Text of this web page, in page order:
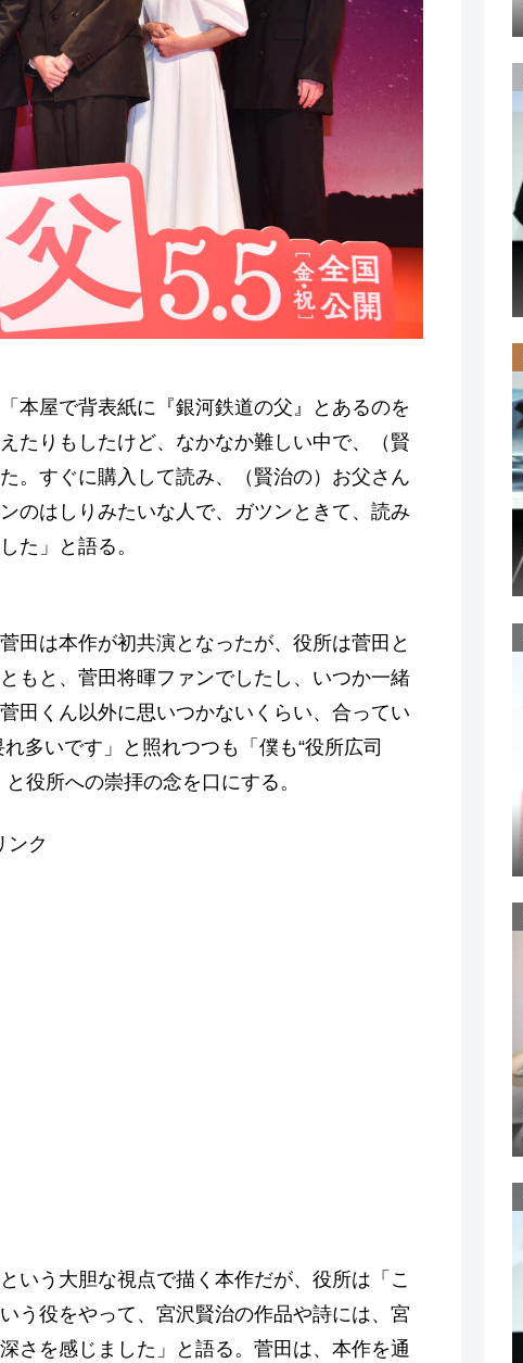
本屋で背表紙に『銀河鉄道の父』とあるのを
たりもしたけど、なかなか難しい中で、（賢
。すぐに購入して読み、（賢治の）お父さん
のはしりみたいな人で、ガツンときて、読み
た」と語る。
田は本作が初共演となったが、役所は菅田と
もと、菅田将暉ファンでしたし、いつか一緒
田くん以外に思いつかないくらい、合ってい
多いです」と照れつつも「僕も“役所広司
役所への崇拝の念を口にする。
ンク
いう大胆な視点で描く本作だが、役所は「こ
う役をやって、宮沢賢治の作品や詩には、宮
さを感じました」と語る。菅田は、本作を通